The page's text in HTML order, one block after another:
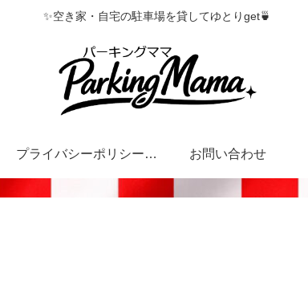
✨空き家・自宅の駐車場を貸してゆとりget🍵
プライバシーポリシー・特定商取引法に基づく表記 お問い合わせ